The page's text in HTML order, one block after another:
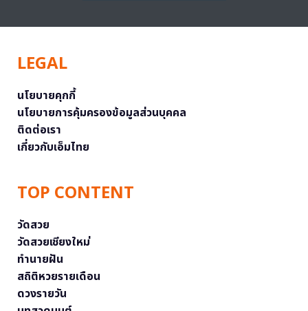
LEGAL
นโยบายคุกกี้
นโยบายการคุ้มครองข้อมูลส่วนบุคคล
ติดต่อเรา
เกี่ยวกับเอ็มไทย
TOP CONTENT
วัดสวย
วัดสวยเชียงใหม่
ทำนายฝัน
สถิติหวยรายเดือน
ดวงรายวัน